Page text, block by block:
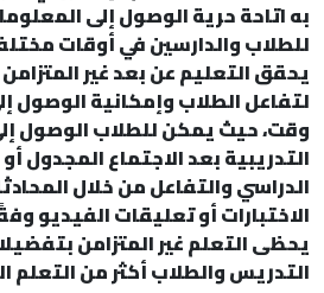
به اتاحة حرية الوصول إلى
للطلاب والدارسين في أوقات
يحقق التعليم عن بعد غير
لتفاعل الطلاب وإمكانية الوصول
وقت، حيث يمكن للطلاب الوصول
التدريبية بعد الاجتماع المجدول
الدراسي والتفاعل من خلال
الاختبارات أو تعليقات الفيديو
يحظى التعلم غير المتزامن
التدريس والطلاب أكثر من التعلم